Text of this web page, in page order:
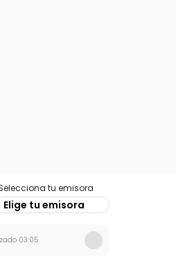
tu emisora
Elige tu emisora
03:05